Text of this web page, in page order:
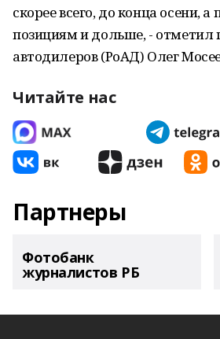
скорее всего, до конца осени,
позициям и дольше, - отметил
автодилеров (РоАД) Олег
Читайте нас
Партнеры
Фотобанк
журналистов РБ